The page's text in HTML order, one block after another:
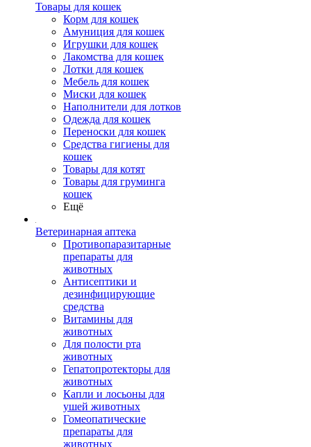
Товары для кошек
Корм для кошек
Амуниция для кошек
Игрушки для кошек
Лакомства для кошек
Лотки для кошек
Мебель для кошек
Миски для кошек
Наполнители для лотков
Одежда для кошек
Переноски для кошек
Средства гигиены для
кошек
Товары для котят
Товары для груминга
кошек
Ещё
Ветеринарная аптека
Противопаразитарные
препараты для
животных
Антисептики и
дезинфицирующие
средства
Витамины для
животных
Для полости рта
животных
Гепатопротекторы для
животных
Капли и лосьоны для
ушей животных
Гомеопатические
препараты для
животных